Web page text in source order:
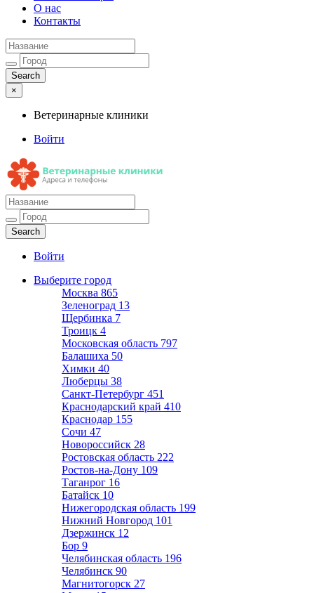
О нас
Контакты
×
Ветеринарные клиники
Войти
Ветеринарные клиники
Адреса и телефоны
Войти
Выберите город
Москва 865
Зеленоград 13
Щербинка 7
Троицк 4
Московская область 797
Балашиха 50
Химки 40
Люберцы 38
Санкт-Петербург 451
Краснодарский край 410
Краснодар 155
Сочи 47
Новороссийск 28
Ростовская область 222
Ростов-на-Дону 109
Таганрог 16
Батайск 10
Нижегородская область 199
Нижний Новгород 101
Дзержинск 12
Бор 9
Челябинская область 196
Челябинск 90
Магнитогорск 27